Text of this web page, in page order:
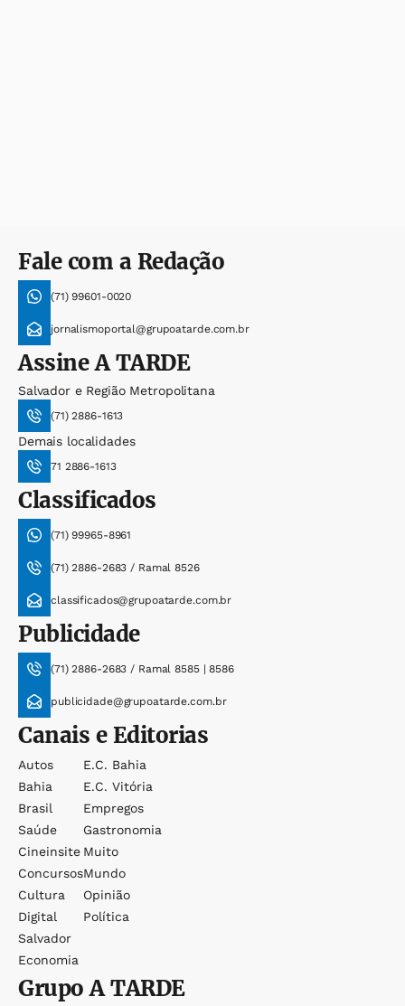
Fale com a Redação
(71) 99601-0020
jornalismoportal@grupoatarde.com.br
AssineA TARDE
Salvador e Região Metropolitana
(71) 2886-1613
Demais localidades
71 2886-1613
Classificados
(71) 99965-8961
(71) 2886-2683 / Ramal 8526
classificados@grupoatarde.com.br
Publicidade
(71) 2886-2683 / Ramal 8585 | 8586
publicidade@grupoatarde.com.br
Canais e Editorias
Autos
Bahia
Brasil
Saúde
Cineinsite
Concursos
Cultura
Digital
Salvador
Economia
E.c. Bahia
E.c. Vitória
Empregos
Gastronomia
Muito
Mundo
Opinião
Política
GrupoA TARDE